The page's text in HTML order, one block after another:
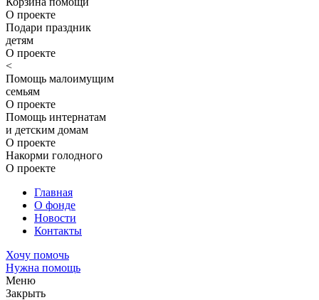
О проекте
Подари праздник
детям
О проекте
<
Помощь малоимущим
семьям
О проекте
Помощь интернатам
и детским домам
О проекте
Накорми голодного
О проекте
Главная
О фонде
Новости
Контакты
Хочу помочь
Нужна помощь
Меню
Закрыть